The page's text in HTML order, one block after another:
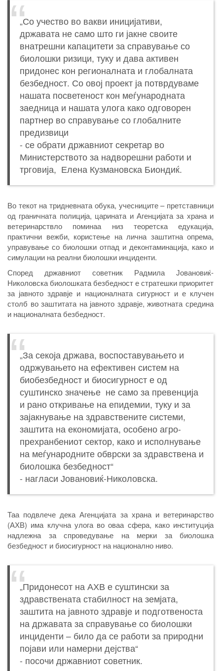
„Со учество во вакви иницијативи,
државата не само што ги јакне своите
внатрешни капацитети за справување со
биолошки ризици, туку и дава активен
придонес кон регионалната и глобалната
безбедност. Со овој проект ја потврдуваме
нашата посветеност кон меѓународната
заедница и нашата улога како одговорен
партнер во справување со глобалните
предизвици
- се обрати државниот секретар во
Министерството за надворешни работи и
трговија, Елена Кузмановска Биондиќ.
Во текот на тридневната обука, учесниците – претставници
од граничната полиција, царината и Агенцијата за храна и
ветеринарствло поминаа низ теоретска едукација,
практични вежби, користење на лична заштитна опрема,
управување со биолошки отпад и деконтаминација, како и
симулации на реални биолошки инциденти.
Според државниот советник Радмила Јовановиќ-
Николовска биолошката безбедност е стратешки приоритет
за јавното здравје и националната сигурност и е клучен
столб во заштитата на јавното здравје, животната средина
и националната безбедност.
„За секоја држава, воспоставувањето и
одржувањето на ефективен систем на
биобезбедност и биосигурност е од
суштинско значење не само за превенција
и рано откривање на епидемии, туку и за
зајакнување на здравствените системи,
заштита на економијата, особено агро-
прехранбениот сектор, како и исполнување
на меѓународните обврски за здравствена и
биолошка безбедност“
- нагласи Јовановиќ-Николовска.
Таа подвлече дека Агенцијата за храна и ветеринарство
(АХВ) има клучна улога во оваа сфера, како институција
надлежна за спроведување на мерки за биолошка
безбедност и биосигурност на национално ниво.
„Придонесот на АХВ е суштински за
здравствената стабилност на земјата,
заштита на јавното здравје и подготвеноста
на државата за справување со биолошки
инциденти – било да се работи за природни
појави или намерни дејства“
- посочи државниот советник.